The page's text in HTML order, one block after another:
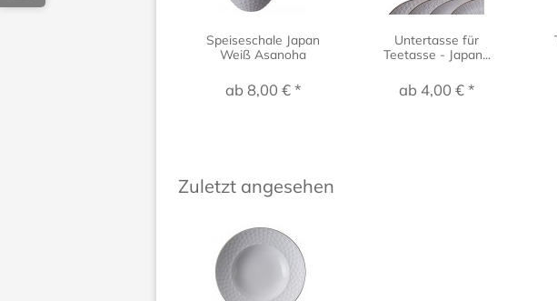
Speiseschale Japan
Weiß Asanoha
ab 8,00 € *
Untertasse für
Teetasse - Japan...
ab 4,00 € *
Zuletzt angesehen